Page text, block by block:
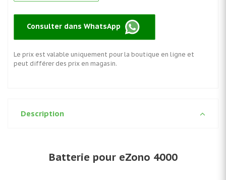
Consulter dans WhatsApp
Le prix est valable uniquement pour la boutique en ligne et
peut différer des prix en magasin.
Description
Batterie pour eZono 4000